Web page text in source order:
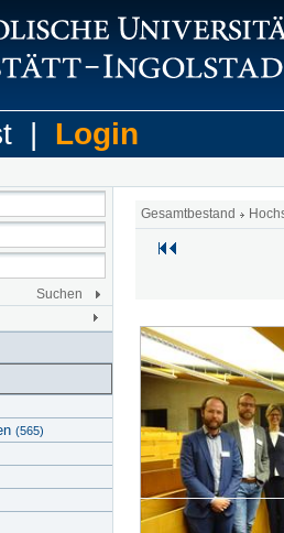
| Login
Suchen
(565)
Gesamtbestand